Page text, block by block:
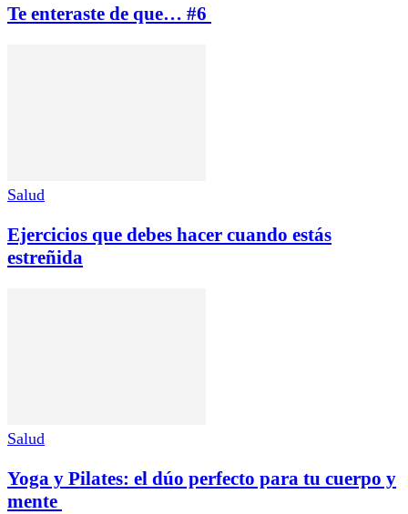
Te enteraste de que… #6
Salud
Ejercicios que debes hacer cuando estás
estreñida
Salud
Yoga y Pilates: el dúo perfecto para tu cuerpo y
mente